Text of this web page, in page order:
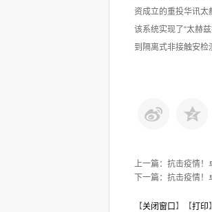
资成立的重投华讯太
该系统实现了“太赫
到隔离式非接触安检
上一篇： 抗击疫情！
下一篇： 抗击疫情！
【关闭窗口 】【打印